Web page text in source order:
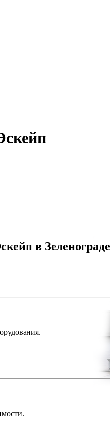
в Зеленограде